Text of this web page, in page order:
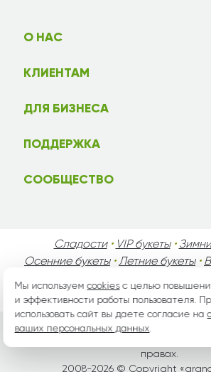
О НАС
КЛИЕНТАМ
ДЛЯ БИЗНЕСА
ПОДДЕРЖКА
СООБЩЕСТВО
Сладости• VIP букеты•
Осенние букеты•Летние букеты•
День Мужчин•
правах.
2008-2026 © Copyright «
Мы используемcookiesс целью
и эффективности работы пользователя.
использовать сайт вы даете согласие на
ваших персональных данных.